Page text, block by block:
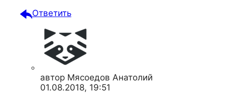
Ответить
автор Мясоедов Анатолий
01.08.2018, 19:51